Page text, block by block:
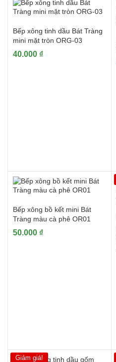
Bếp xông tinh dầu Bát Tràng
mini mặt tròn ORG-03
40.000 ₫
Bếp xông bồ kết mini Bát
Tràng màu cà phê OR01
50.000 ₫
Giảm giá!